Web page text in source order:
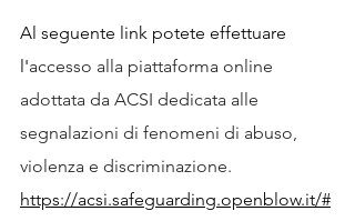
Al seguente link potete effettuare
l'accesso alla piattaforma online
adottata da ACSI dedicata alle
segnalazioni di fenomeni di abuso,
violenza e discriminazione.
https://acsi.safeguarding.openblow.it/#